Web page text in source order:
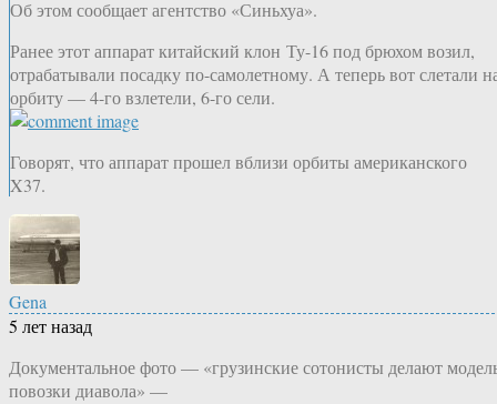
Об этом сообщает агентство «Синьхуа».
Ранее этот аппарат китайский клон Ту-16 под брюхом возил,
отрабатывали посадку по-самолетному. А теперь вот слетали
орбиту — 4-го взлетели, 6-го сели.
Говорят, что аппарат прошел вблизи орбиты американского
X37.
Gena
5 лет назад
Документальное фото — «грузинские сотонисты делают
повозки диавола» —